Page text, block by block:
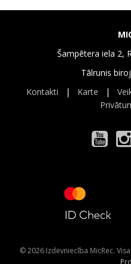
Šampētera iela 2,
Tālrunis
Kontakti | Karte |
© 2026 Izdevniecība MicRec.